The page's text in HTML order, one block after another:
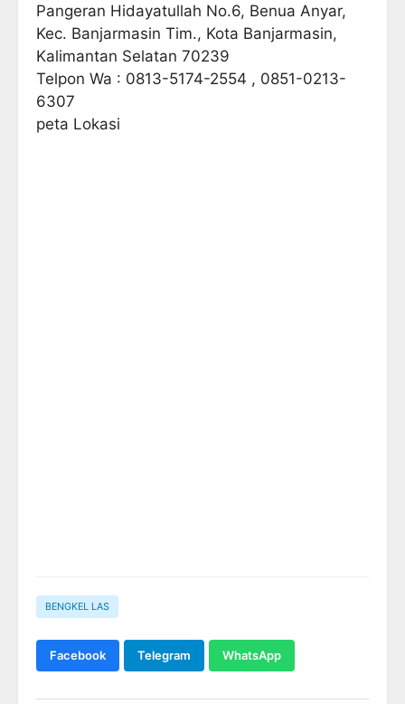
Pangeran Hidayatullah No.6, Benua Anyar,
Kec. Banjarmasin Tim., Kota Banjarmasin,
Kalimantan Selatan 70239
Telpon Wa : 0813-5174-2554 , 0851-0213-
6307
peta Lokasi
BENGKEL LAS
Facebook Telegram WhatsApp